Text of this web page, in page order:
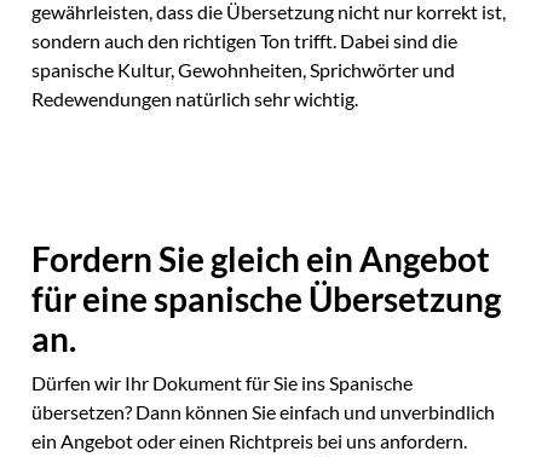
gewährleisten, dass die Übersetzung nicht nur korrekt ist,
sondern auch den richtigen Ton trifft. Dabei sind die
spanische Kultur, Gewohnheiten, Sprichwörter und
Redewendungen natürlich sehr wichtig.
Fordern Sie gleich ein Angebot
für eine spanische Übersetzung
an.
Dürfen wir Ihr Dokument für Sie ins Spanische
übersetzen? Dann können Sie einfach und unverbindlich
ein Angebot oder einen Richtpreis bei uns anfordern.